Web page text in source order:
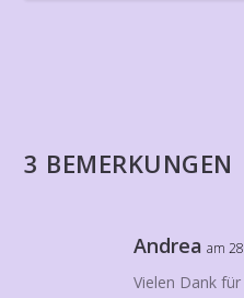
3 BEMERKUNGEN
Andrea am
Vielen Dank